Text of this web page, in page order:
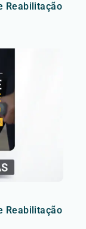
Reabilitação
Reabilitação